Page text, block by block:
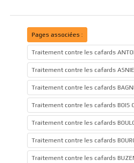
Pages associées :
Traitement contre les cafards
Traitement contre les cafards
Traitement contre les cafards
Traitement contre les cafards BOIS
Traitement contre les cafards
Traitement contre les cafards
Traitement contre les cafards